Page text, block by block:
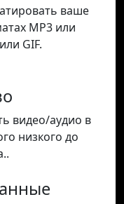
ваше
MP3 или
GIF.
видео/аудио в
низкого до